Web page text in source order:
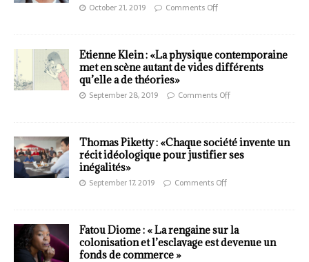
October 21, 2019 Comments Off
Etienne Klein : «La physique contemporaine
met en scène autant de vides différents
qu’elle a de théories»
September 28, 2019 Comments Off
Thomas Piketty : «Chaque société invente un
récit idéologique pour justifier ses
inégalités»
September 17, 2019 Comments Off
Fatou Diome : « La rengaine sur la
colonisation et l’esclavage est devenue un
fonds de commerce »